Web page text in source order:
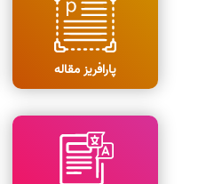
پارافریز مقاله